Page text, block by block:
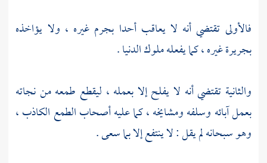
فالأولى تقتضي أنه لا يعاقب أحدا بجرم غيره ، ولا يؤاخذه
بجريرة غيره ، كما يفعله ملوك الدنيا .
والثانية تقتضي أنه لا يفلح إلا بعمله ، ليقطع طمعه من نجاته
بعمل آبائه وسلفه ومشايخه ، كما عليه أصحاب الطمع الكاذب ،
وهو سبحانه لم يقل : لا ينتفع إلا بما سعى .